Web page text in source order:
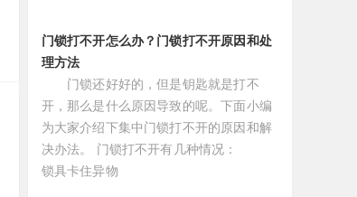
门锁打不开怎么办？门锁打不开原因和处
理方法
门锁还好好的，但是钥匙就是打不
开，那么是什么原因导致的呢。下面小编
为大家介绍下集中门锁打不开的原因和解
决办法。 门锁打不开有几种情况：
锁具卡住异物